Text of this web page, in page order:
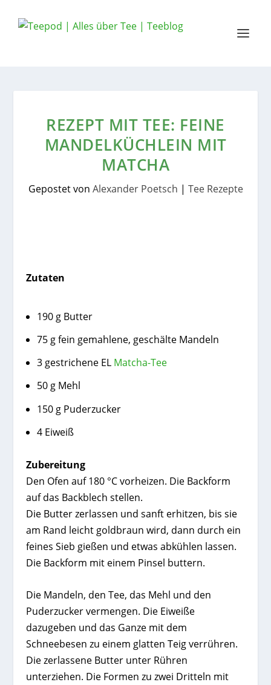
REZEPT MIT TEE: FEINE
MANDELKÜCHLEIN MIT
MATCHA
Gepostet von Alexander Poetsch | Tee Rezepte
Zutaten
190 g Butter
75 g fein gemahlene, geschälte Mandeln
3 gestrichene EL Matcha-Tee
50 g Mehl
150 g Puderzucker
4 Eiweiß
Zubereitung
Den Ofen auf 180 °C vorheizen. Die Backform
auf das Backblech stellen.
Die Butter zerlassen und sanft erhitzen, bis sie
am Rand leicht goldbraun wird, dann durch ein
feines Sieb gießen und etwas abkühlen lassen.
Die Backform mit einem Pinsel buttern.
Die Mandeln, den Tee, das Mehl und den
Puderzucker vermengen. Die Eiweiße
dazugeben und das Ganze mit dem
Schneebesen zu einem glatten Teig verrühren.
Die zerlassene Butter unter Rühren
unterziehen. Die Formen zu zwei Dritteln mit